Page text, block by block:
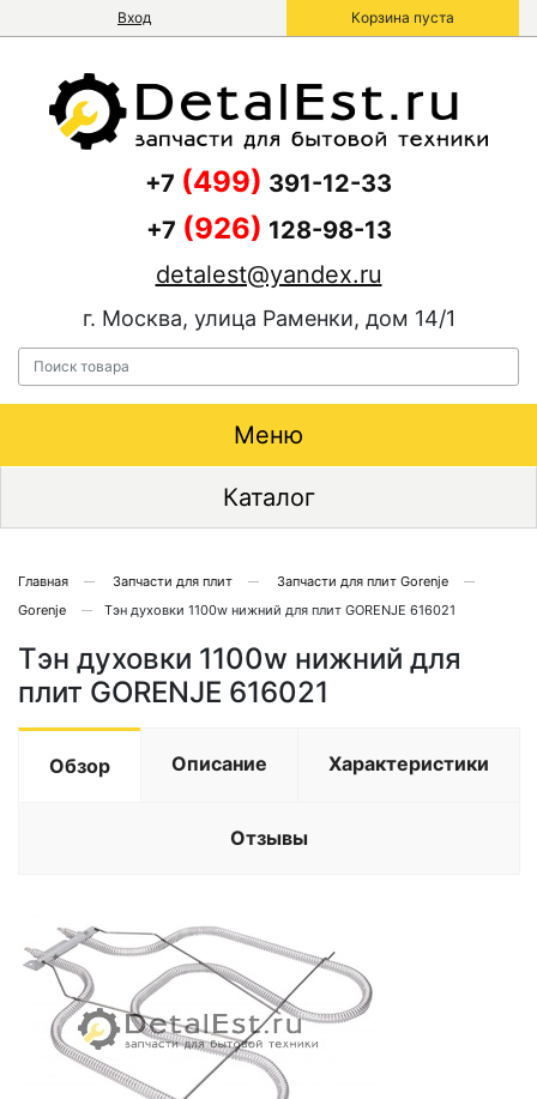
Вход Корзина пуста
+7 (499) 391-12-33
+7 (926) 128-98-13
detalest@yandex.ru
г. Москва, улица Раменки, дом 14/1
Меню
Каталог
Главная Запчасти для плит
Запчасти для плит Gorenje
Gorenje
Тэн духовки 1100w нижний для плит GORENJE 616021
Тэн духовки 1100w нижний для
плит GORENJE 616021
Обзор Описание Характеристики
Отзывы